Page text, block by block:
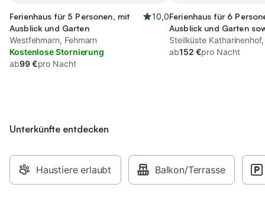
Ferienhaus für 5 Personen, mit
Ausblick und Garten
10,0
Westfehmarn, Fehmarn
Kostenlose Stornierung
ab99 €pro Nacht
Ferienhaus für 6
Ausblick und Garten
Steilküste
ab152 €pro Nacht
Unterkünfte entdecken
Haustiere erlaubt Balkon/Terrasse